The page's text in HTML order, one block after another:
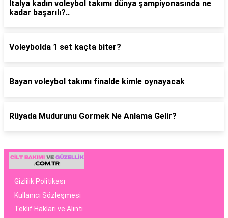
İtalya kadın voleybol takımı dünya şampiyonasında ne
kadar başarılı?..
Voleybolda 1 set kaçta biter?
Bayan voleybol takımı finalde kimle oynayacak
Rüyada Mudurunu Gormek Ne Anlama Gelir?
Gizlilik Politikası
Kullanıcı Sözleşmesi
Teklif Hakları ve Alıntı